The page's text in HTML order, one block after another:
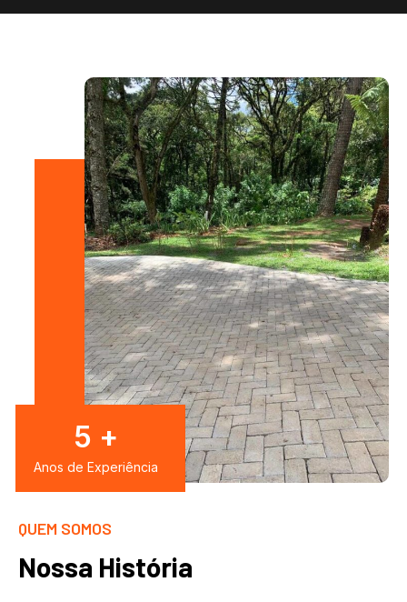
QUEM SOMOS
Nossa História
7 +
Anos de Experiência